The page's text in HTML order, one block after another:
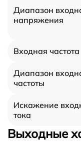
Диапазон
напряжения
Входная частота
Диапазон
частоты
Искажение
тока
Выходные